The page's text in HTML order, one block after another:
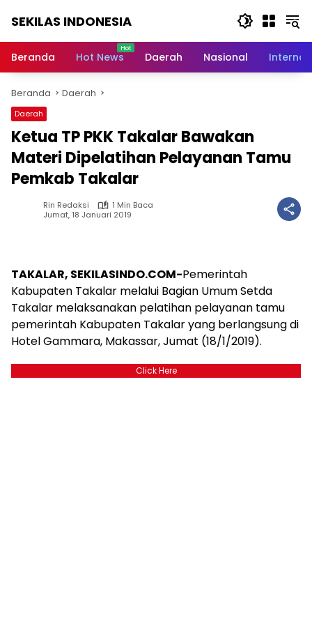
SEKILAS INDONESIA
Terkini,
Latest
World,
Headlines,
News
Today
Beranda Hot News Daerah Nasional
Beranda Daerah
Daerah
Ketua TP PKK Takalar Bawakan
Materi Dipelatihan Pelayanan Tamu
Pemkab Takalar
Rin Redaksi
1 Min Baca
Jumat, 18 Januari 2019
TAKALAR, SEKILASINDO.COM-Pemerintah
Kabupaten Takalar melalui Bagian Umum Setda
Takalar melaksanakan pelatihan pelayanan tamu
pemerintah Kabupaten Takalar yang berlangsung di
Hotel Gammara, Makassar, Jumat (18/1/2019).
Click Here